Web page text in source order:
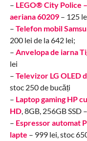
– LEGO® City Police
aeriana 60209– 125
– Telefon mobil
200 lei de la 642 lei;
– Anvelopa de iarna
lei
– Televizor LG OLED
stoc 250 de bucăți
– Laptop gaming HP
HD, 8GB, 256GB SSD
– Espressor automat
lapte – 999 lei, stoc